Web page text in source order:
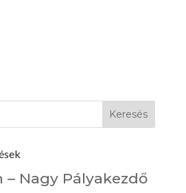
Nagy Pályakezdő